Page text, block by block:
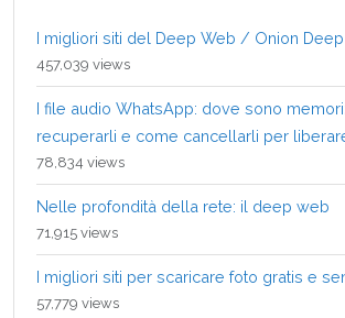
I migliori siti del Deep Web / Onion
457,039 views
I file audio WhatsApp: dove sono
recuperarli e come cancellarli per
78,834 views
Nelle profondità della rete: il deep web
71,915 views
I migliori siti per scaricare foto gratis e
57,779 views